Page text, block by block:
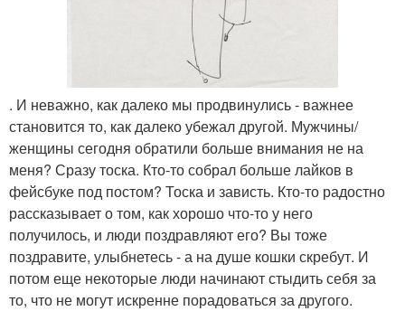
. И неважно, как далеко мы продвинулись - важнее
становится то, как далеко убежал другой. Мужчины/
женщины сегодня обратили больше внимания не на
меня? Сразу тоска. Кто-то собрал больше лайков в
фейсбуке под постом? Тоска и зависть. Кто-то радостно
рассказывает о том, как хорошо что-то у него
получилось, и люди поздравляют его? Вы тоже
поздравите, улыбнетесь - а на душе кошки скребут. И
потом еще некоторые люди начинают стыдить себя за
то, что не могут искренне порадоваться за другого.